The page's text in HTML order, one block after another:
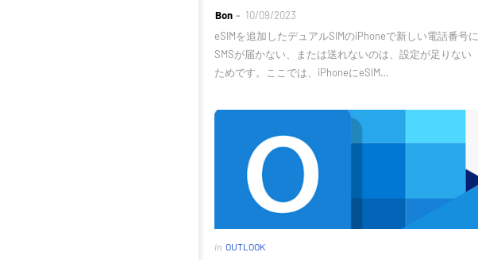
Bon
10/09/2023
eSIMを追加したデュアルSIMのiPhoneで新しい電話番号に
SMSが届かない、または送れないのは、設定が足りない
ためです。ここでは、iPhoneにeSIM…
in OUTLOOK